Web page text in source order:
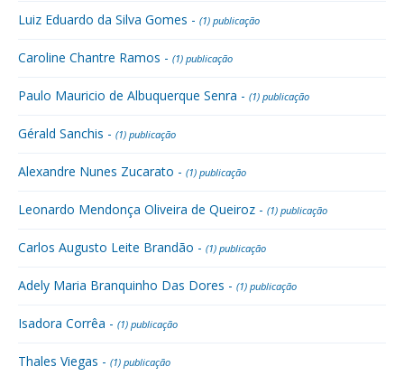
Luiz Eduardo da Silva Gomes - (1) publicação
Caroline Chantre Ramos - (1) publicação
Paulo Mauricio de Albuquerque Senra - (1) publicação
Gérald Sanchis - (1) publicação
Alexandre Nunes Zucarato - (1) publicação
Leonardo Mendonça Oliveira de Queiroz - (1) publicação
Carlos Augusto Leite Brandão - (1) publicação
Adely Maria Branquinho Das Dores - (1) publicação
Isadora Corrêa - (1) publicação
Thales Viegas - (1) publicação